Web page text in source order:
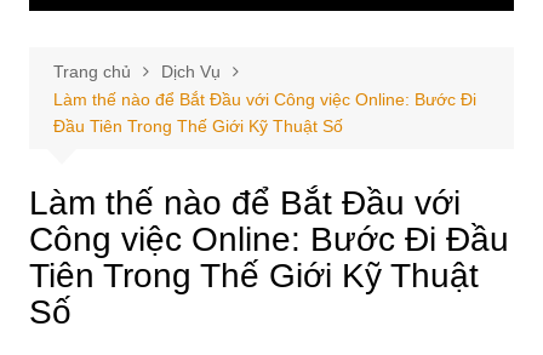
Trang chủ
Dịch Vụ
Làm thế nào để Bắt Đầu với Công việc Online: Bước Đi
Đầu Tiên Trong Thế Giới Kỹ Thuật Số
Làm thế nào để Bắt Đầu với
Công việc Online: Bước Đi Đầu
Tiên Trong Thế Giới Kỹ Thuật
Số